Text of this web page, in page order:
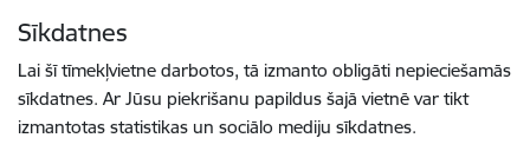
Sīkdatnes
Lai šī tīmekļvietne darbotos, tā izmanto obligāti nepieciešamās
sīkdatnes. Ar Jūsu piekrišanu papildus šajā vietnē var tikt
izmantotas statistikas un sociālo mediju sīkdatnes.